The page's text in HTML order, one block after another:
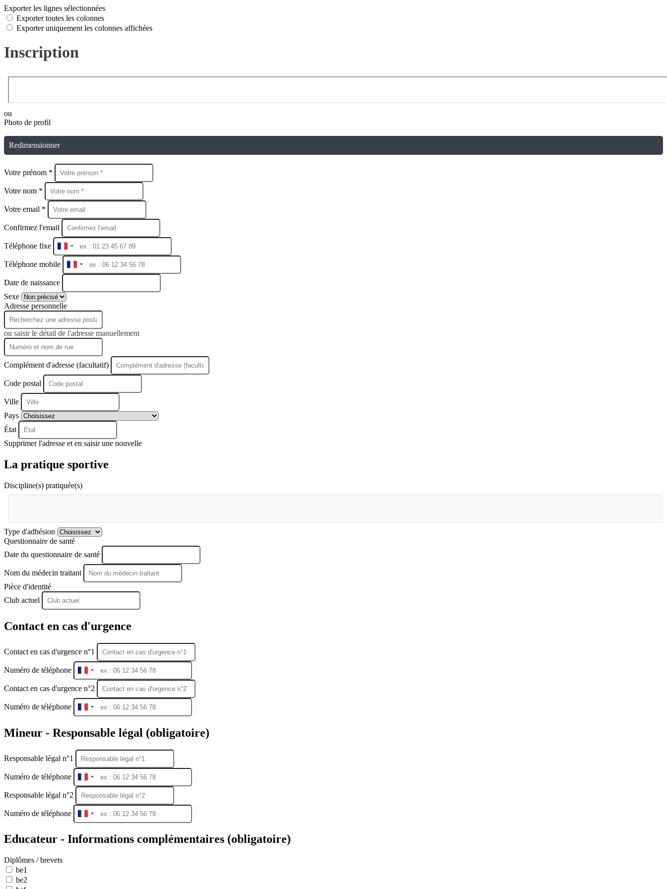
Exporter les lignes sélectionnées
Exporter toutes les colonnes
Exporter uniquement les colonnes affichées
Inscription
ou
Photo de profil
Redimensionner
Votre prénom *
Votre nom *
Votre email *
Confirmez l'email
Téléphone fixe
France
+33
Téléphone mobile
France
+33
Date de naissance
Sexe
Adresse personnelle
ou saisir le détail de l'adresse manuellement
Complément d'adresse (facultatif)
Code postal
Ville
Pays
État
Supprimer l'adresse et en saisir une nouvelle
La pratique sportive
Discipline(s) pratiquée(s)
Type d'adhésion
Questionnaire de santé
Date du questionnaire de santé
Nom du médecin traitant
Pièce d'identité
Club actuel
Contact en cas d'urgence
Contact en cas d'urgence n°1
Numéro de téléphone
France
+33
Contact en cas d'urgence n°2
Numéro de téléphone
France
+33
Mineur - Responsable légal (obligatoire)
Responsable légal n°1
Numéro de téléphone
France
+33
Responsable légal n°2
Numéro de téléphone
France
+33
Educateur - Informations complémentaires (obligatoire)
Diplômes / brevets
be1
be2